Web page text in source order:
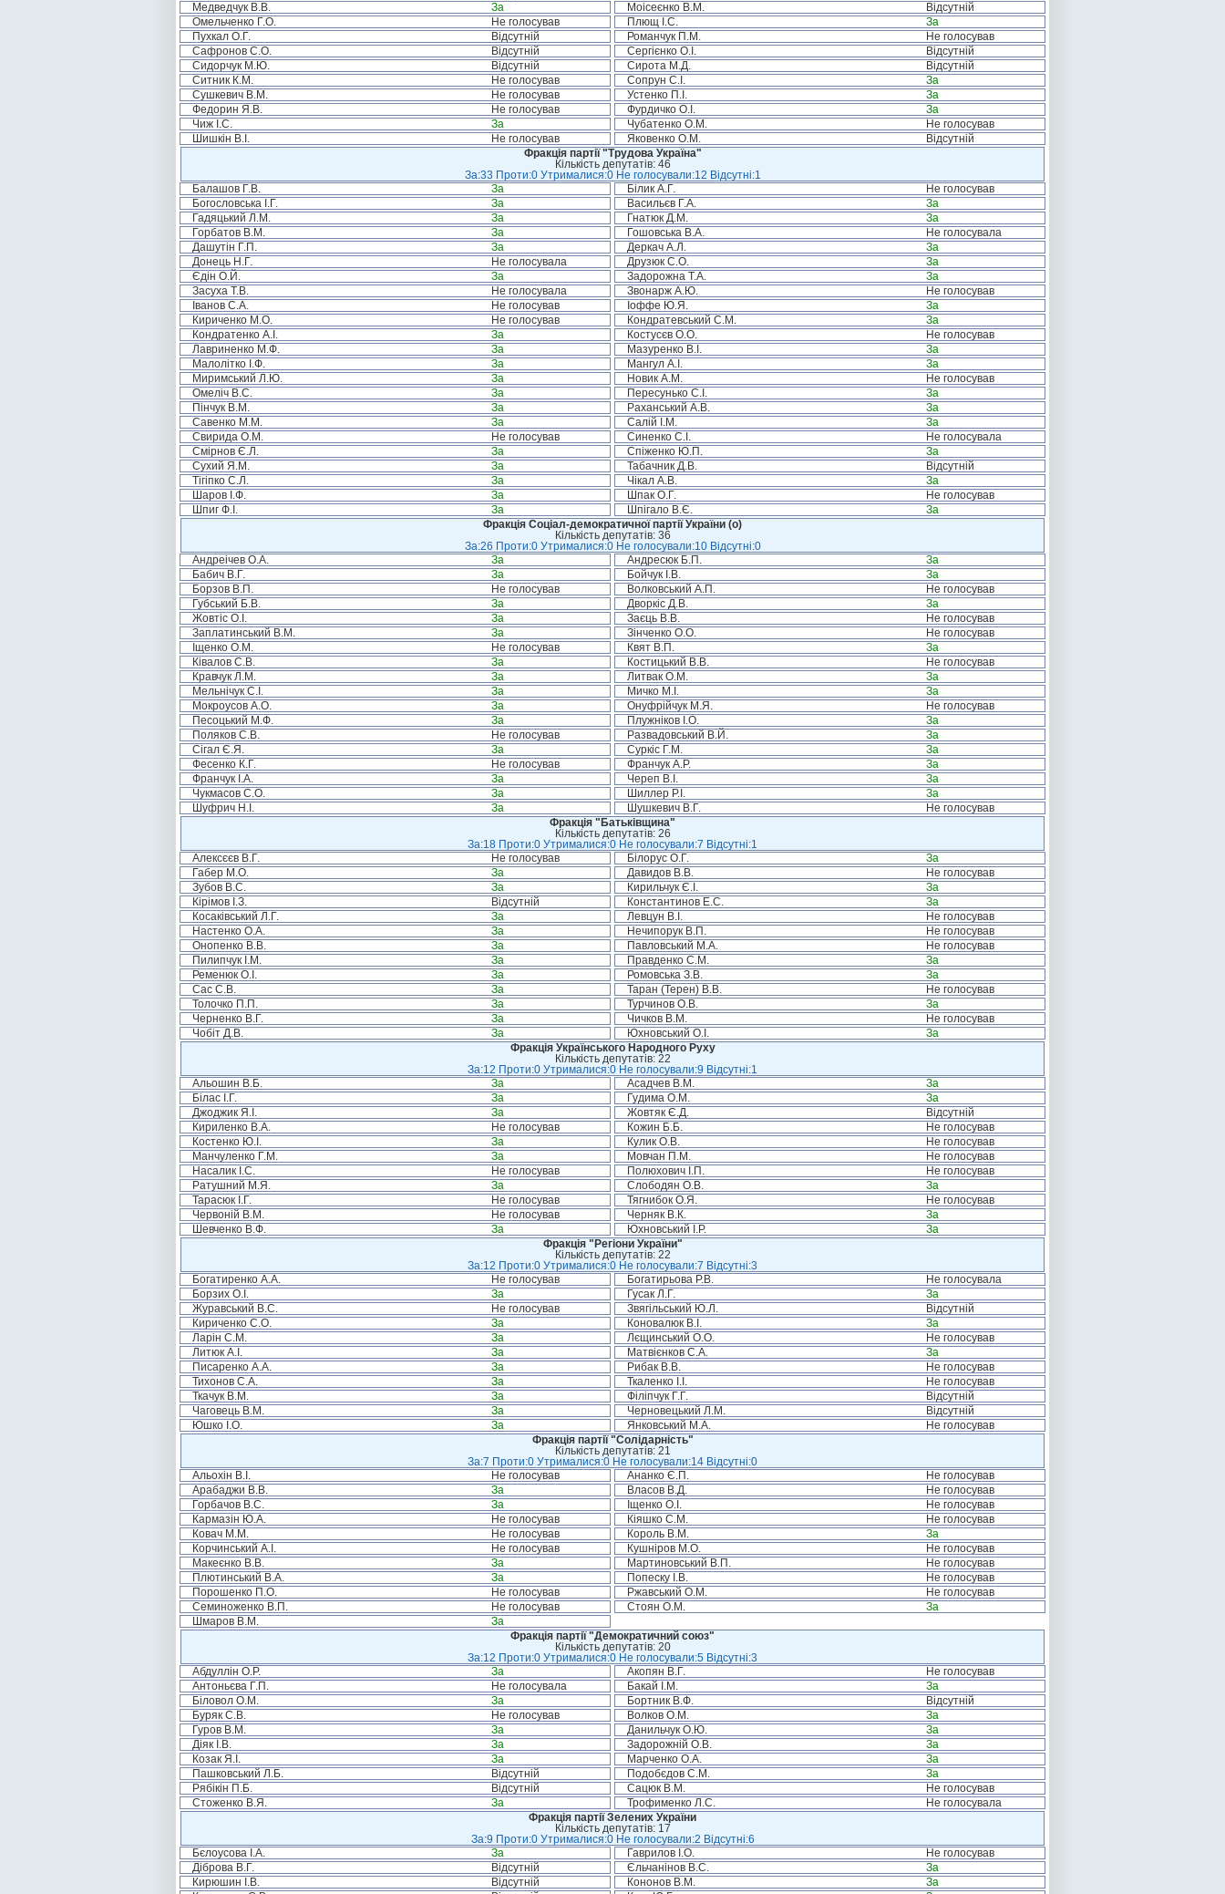
Медведчук В.В.
За Моісеєнко В.М.
Відсутній
Омельченко Г.О.
Не голосував Плющ І.С.
За
Пухкал О.Г.
Відсутній Романчук П.М.
Не голосував
Сафронов С.О.
Відсутній Сергієнко О.І.
Відсутній
Сидорчук М.Ю.
Відсутній Сирота М.Д.
Відсутній
Ситник К.М.
Не голосував Сопрун С.І.
За
Сушкевич В.М.
Не голосував Устенко П.І.
За
Федорин Я.В.
Не голосував Фурдичко О.І.
За
Чиж І.С.
За Чубатенко О.М.
Не голосував
Шишкін В.І.
Не голосував Яковенко О.М.
Відсутній
Фракція партії "Трудова Україна"
Кількість депутатів: 46
За:33 Проти:0 Утрималися:0 Не голосували:12 Відсутні:1
Балашов Г.В.
За Білик А.Г.
Не голосував
Богословська І.Г.
За Васильєв Г.А.
За
Гадяцький Л.М.
За Гнатюк Д.М.
За
Горбатов В.М.
За Гошовська В.А.
Не голосувала
Дашутін Г.П.
За Деркач А.Л.
За
Донець Н.Г.
Не голосувала Друзюк С.О.
За
Єдін О.Й.
За Задорожна Т.А.
За
Засуха Т.В.
Не голосувала Звонарж А.Ю.
Не голосував
Іванов С.А.
Не голосував Іоффе Ю.Я.
За
Кириченко М.О.
Не голосував Кондратевський С.М.
За
Кондратенко А.І.
За Костусєв О.О.
Не голосував
Лавриненко М.Ф.
За Мазуренко В.І.
За
Малолітко І.Ф.
За Мангул А.І.
За
Миримський Л.Ю.
За Новик А.М.
Не голосував
Омеліч В.С.
За Пересунько С.І.
За
Пінчук В.М.
За Раханський А.В.
За
Савенко М.М.
За Салій І.М.
За
Свирида О.М.
Не голосував Синенко С.І.
Не голосувала
Смірнов Є.Л.
За Спіженко Ю.П.
За
Сухий Я.М.
За Табачник Д.В.
Відсутній
Тігіпко С.Л.
За Чікал А.В.
За
Шаров І.Ф.
За Шпак О.Г.
Не голосував
Шпиг Ф.І.
За Шпігало В.Є.
За
Фракція Соціал-демократичної партії України (о)
Кількість депутатів: 36
За:26 Проти:0 Утрималися:0 Не голосували:10 Відсутні:0
Андреічев О.А.
За Андресюк Б.П.
За
Бабич В.Г.
За Бойчук І.В.
За
Борзов В.П.
Не голосував Волковський А.П.
Не голосував
Губський Б.В.
За Дворкіс Д.В.
За
Жовтіс О.І.
За Заєць В.В.
Не голосував
Заплатинський В.М.
За Зінченко О.О.
Не голосував
Іщенко О.М.
Не голосував Квят В.П.
За
Ківалов С.В.
За Костицький В.В.
Не голосував
Кравчук Л.М.
За Литвак О.М.
За
Мельнічук С.І.
За Мичко М.І.
За
Мокроусов А.О.
За Онуфрійчук М.Я.
Не голосував
Песоцький М.Ф.
За Плужніков І.О.
За
Поляков С.В.
Не голосував Развадовський В.Й.
За
Сігал Є.Я.
За Суркіс Г.М.
За
Фесенко К.Г.
Не голосував Франчук А.Р.
За
Франчук І.А.
За Череп В.І.
За
Чукмасов С.О.
За Шиллер Р.І.
За
Шуфрич Н.І.
За Шушкевич В.Г.
Не голосував
Фракція "Батьківщина"
Кількість депутатів: 26
За:18 Проти:0 Утрималися:0 Не голосували:7 Відсутні:1
Алексєєв В.Г.
Не голосував Білорус О.Г.
За
Габер М.О.
За Давидов В.В.
Не голосував
Зубов В.С.
За Кирильчук Є.І.
За
Кірімов І.З.
Відсутній Константинов Е.С.
За
Косаківський Л.Г.
За Левцун В.І.
Не голосував
Настенко О.А.
За Нечипорук В.П.
Не голосував
Онопенко В.В.
За Павловський М.А.
Не голосував
Пилипчук І.М.
За Правденко С.М.
За
Ременюк О.І.
За Ромовська З.В.
За
Сас С.В.
За Таран (Терен) В.В.
Не голосував
Толочко П.П.
За Турчинов О.В.
За
Черненко В.Г.
За Чичков В.М.
Не голосував
Чобіт Д.В.
За Юхновський О.І.
За
Фракція Українського Народного Руху
Кількість депутатів: 22
За:12 Проти:0 Утрималися:0 Не голосували:9 Відсутні:1
Альошин В.Б.
За Асадчев В.М.
За
Білас І.Г.
За Гудима О.М.
За
Джоджик Я.І.
За Жовтяк Є.Д.
Відсутній
Кириленко В.А.
Не голосував Кожин Б.Б.
Не голосував
Костенко Ю.І.
За Кулик О.В.
Не голосував
Манчуленко Г.М.
За Мовчан П.М.
Не голосував
Насалик І.С.
Не голосував Полюхович І.П.
Не голосував
Ратушний М.Я.
За Слободян О.В.
За
Тарасюк І.Г.
Не голосував Тягнибок О.Я.
Не голосував
Червоній В.М.
Не голосував Черняк В.К.
За
Шевченко В.Ф.
За Юхновський І.Р.
За
Фракція "Регіони України"
Кількість депутатів: 22
За:12 Проти:0 Утрималися:0 Не голосували:7 Відсутні:3
Богатиренко А.А.
Не голосував Богатирьова Р.В.
Не голосувала
Борзих О.І.
За Гусак Л.Г.
За
Журавський В.С.
Не голосував Звягільський Ю.Л.
Відсутній
Кириченко С.О.
За Коновалюк В.І.
За
Ларін С.М.
За Лєщинський О.О.
Не голосував
Литюк А.І.
За Матвієнков С.А.
За
Писаренко А.А.
За Рибак В.В.
Не голосував
Тихонов С.А.
За Ткаленко І.І.
Не голосував
Ткачук В.М.
За Філіпчук Г.Г.
Відсутній
Чаговець В.М.
За Черновецький Л.М.
Відсутній
Юшко І.О.
За Янковський М.А.
Не голосував
Фракція партії "Солідарність"
Кількість депутатів: 21
За:7 Проти:0 Утрималися:0 Не голосували:14 Відсутні:0
Альохін В.І.
Не голосував Ананко Є.П.
Не голосував
Арабаджи В.В.
За Власов В.Д.
Не голосував
Горбачов В.С.
За Іщенко О.І.
Не голосував
Кармазін Ю.А.
Не голосував Кіяшко С.М.
Не голосував
Ковач М.М.
Не голосував Король В.М.
За
Корчинський А.І.
Не голосував Кушніров М.О.
Не голосував
Макеєнко В.В.
За Мартиновський В.П.
Не голосував
Плютинський В.А.
За Попеску І.В.
Не голосував
Порошенко П.О.
Не голосував Ржавський О.М.
Не голосував
Семиноженко В.П.
Не голосував Стоян О.М.
За
Шмаров В.М.
За
Фракція партії "Демократичний союз"
Кількість депутатів: 20
За:12 Проти:0 Утрималися:0 Не голосували:5 Відсутні:3
Абдуллін О.Р.
За Акопян В.Г.
Не голосував
Антоньєва Г.П.
Не голосувала Бакай І.М.
За
Біловол О.М.
За Бортник В.Ф.
Відсутній
Буряк С.В.
Не голосував Волков О.М.
За
Гуров В.М.
За Данильчук О.Ю.
За
Діяк І.В.
За Задорожній О.В.
За
Козак Я.І.
За Марченко О.А.
За
Пашковський Л.Б.
Відсутній Подобєдов С.М.
За
Рябікін П.Б.
Відсутній Сацюк В.М.
Не голосував
Стоженко В.Я.
За Трофименко Л.С.
Не голосувала
Фракція партії Зелених України
Кількість депутатів: 17
За:9 Проти:0 Утрималися:0 Не голосували:2 Відсутні:6
Бєлоусова І.А.
За Гаврилов І.О.
Не голосував
Діброва В.Г.
Відсутній Єльчанінов В.С.
За
Кирюшин І.В.
Відсутній Кононов В.М.
За